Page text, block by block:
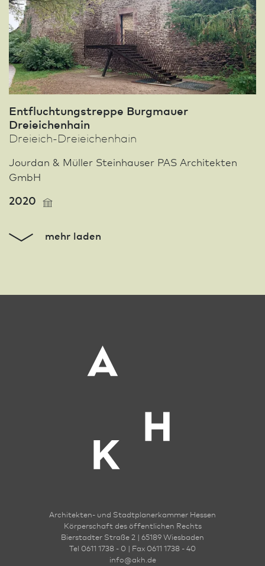
Entfluchtungstreppe Burgmauer
Dreieichenhain
Dreieich-Dreieichenhain
Jourdan & Müller Steinhauser PAS Architekten
GmbH
2020
mehr laden
Architekten- und Stadt­planer­kammer Hessen
Körperschaft des öffentlichen Rechts
Bierstadter Straße 2 | 65189 Wies­ba­den
Tel 0611 1738 - 0 | Fax 0611 1738 - 40
info@akh.de